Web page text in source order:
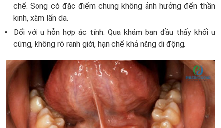
chế. Song có đặc điểm chung không ảnh hưởng đến thần
kinh, xâm lấn da.
Đối với u hỗn hợp ác tính: Qua khám ban đầu thấy khối u
cứng, không rõ ranh giới, hạn chế khả năng di động.